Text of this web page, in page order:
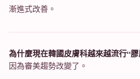
漸進式改善。
為什麼現在韓國皮膚科越來越流行“
因為審美趨勢改變了。